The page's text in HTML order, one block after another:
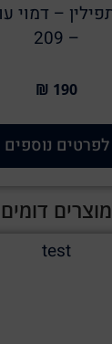
– דמוי
– 209
190 ₪
לפרטים נוספים
מוצרים דומים
test